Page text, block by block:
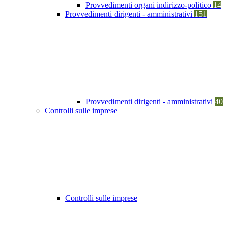
Provvedimenti organi indirizzo-politico 14
Provvedimenti dirigenti - amministrativi 151
Provvedimenti dirigenti - amministrativi 40
Controlli sulle imprese
Controlli sulle imprese